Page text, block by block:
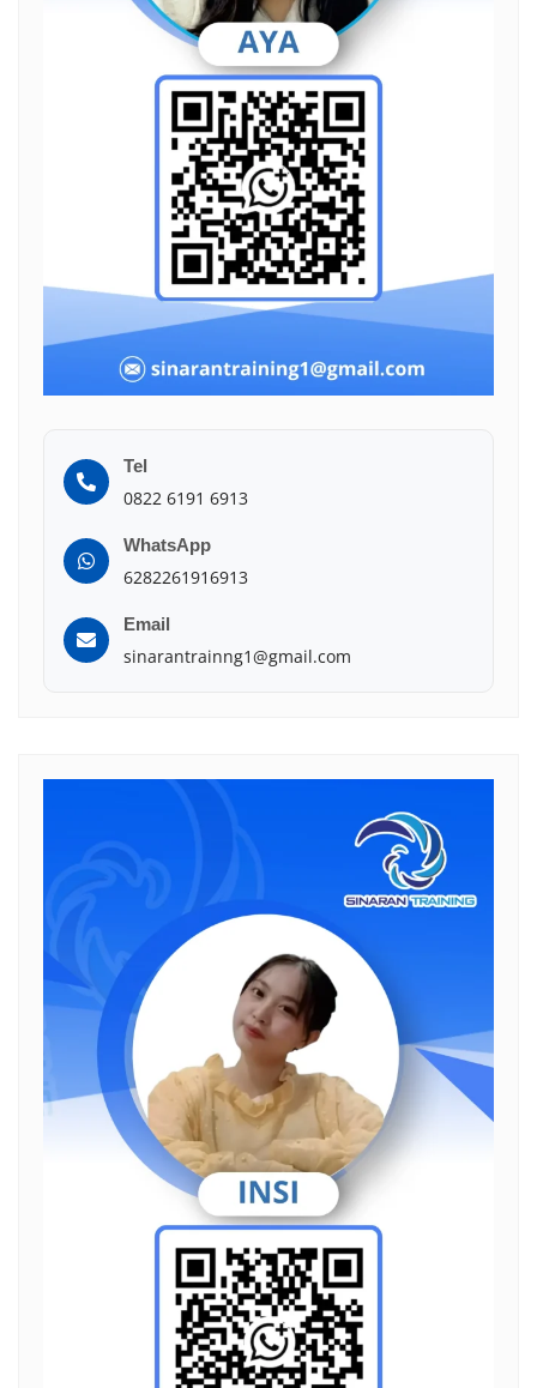
Tel
0822 6191 6913
WhatsApp
6282261916913
Email
sinarantrainng1@gmail.com